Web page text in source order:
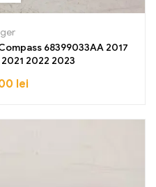
68399033AA 2017
2022 2023
lei